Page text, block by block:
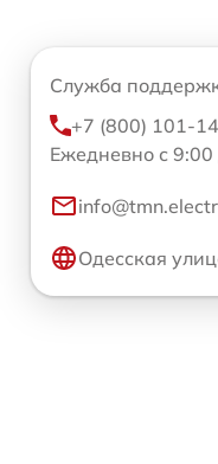
Служба
+7 (800) 101-
Ежедневно с
Одесская